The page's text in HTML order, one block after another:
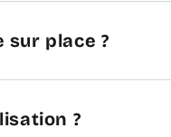
sur place ?
?